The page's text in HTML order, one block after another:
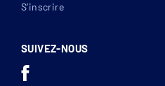
S’inscrire
SUIVEZ-NOUS